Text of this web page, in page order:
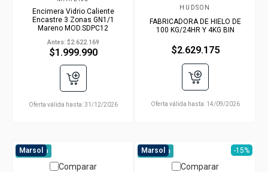
Encimera Vidrio Caliente
Encastre 3 Zonas GN1/1
Mareno MOD.SDPC12
Antes: $2.622.169
$1.999.990
Oferta válida hasta:31/12/2026
HUDSON
FABRICADORA DE HIELO DE
100 KG/24HR Y 4KG BIN
$2.629.175
Oferta válida hasta: 14/09/2026
Comparar
Marsol
A pedido
Comparar
Marsol
A pedido -15%